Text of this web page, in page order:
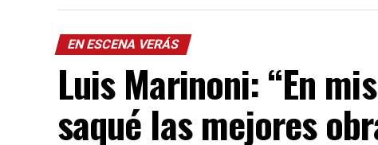
EN ESCENA VERÁS
Luis Marinoni: “En
saqué las mejores